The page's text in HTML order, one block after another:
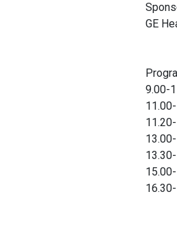
GE
9.00-